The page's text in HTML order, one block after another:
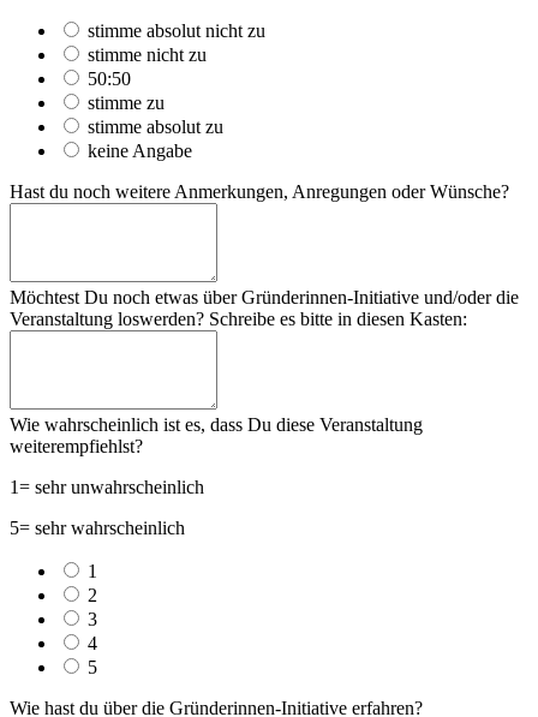
stimme absolut nicht zu
stimme nicht zu
50:50
stimme zu
stimme absolut zu
keine Angabe
Hast du noch weitere Anmerkungen, Anregungen oder Wünsche?
Möchtest Du noch etwas über Gründerinnen-Initiative und/oder die
Veranstaltung loswerden? Schreibe es bitte in diesen Kasten:
Wie wahrscheinlich ist es, dass Du diese Veranstaltung
weiterempfiehlst?
1= sehr unwahrscheinlich
5= sehr wahrscheinlich
1
2
3
4
5
Wie hast du über die Gründerinnen-Initiative erfahren?